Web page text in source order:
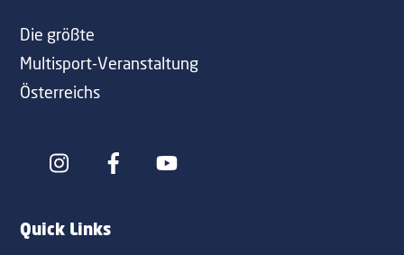
Die größte
Multisport-Veranstaltung
Österreichs
Icon
Icon
Quick Links